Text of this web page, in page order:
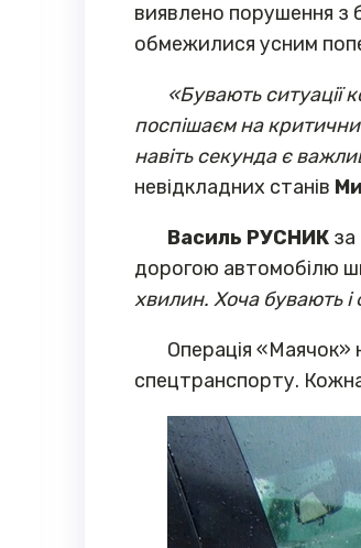
виявлено порушення з
обмежилися усним
«Бувають ситуації
поспішаєм на
навіть секунда є
невідкладних станів
Василь РУСНИК за
дорогою автомобілю
хвилин. Хоча бувають
Операція «Маячок»
спецтранспорту.